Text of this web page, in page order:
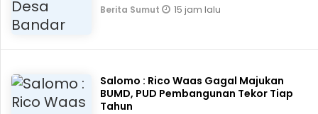
Berita Sumut 15 jam lalu
Salomo : Rico Waas Gagal Majukan
BUMD, PUD Pembangunan Tekor Tiap
Tahun